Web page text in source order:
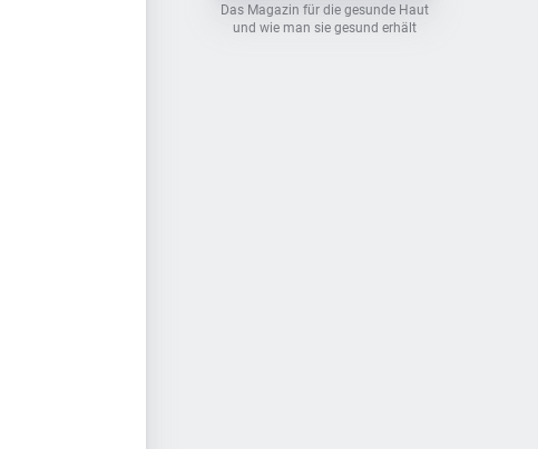
Das Magazin für die gesunde Haut
und wie man sie gesund erhält